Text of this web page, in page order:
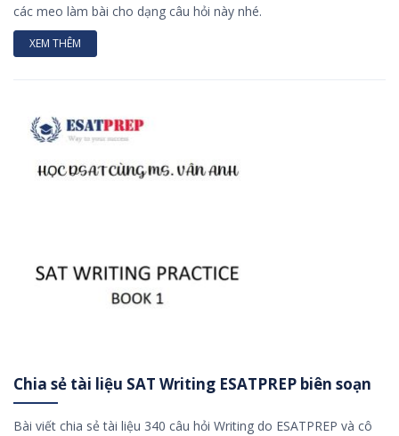
các meo làm bài cho dạng câu hỏi này nhé.
XEM THÊM
Chia sẻ tài liệu SAT Writing ESATPREP biên soạn
Bài viết chia sẻ tài liệu 340 câu hỏi Writing do ESATPREP và cô